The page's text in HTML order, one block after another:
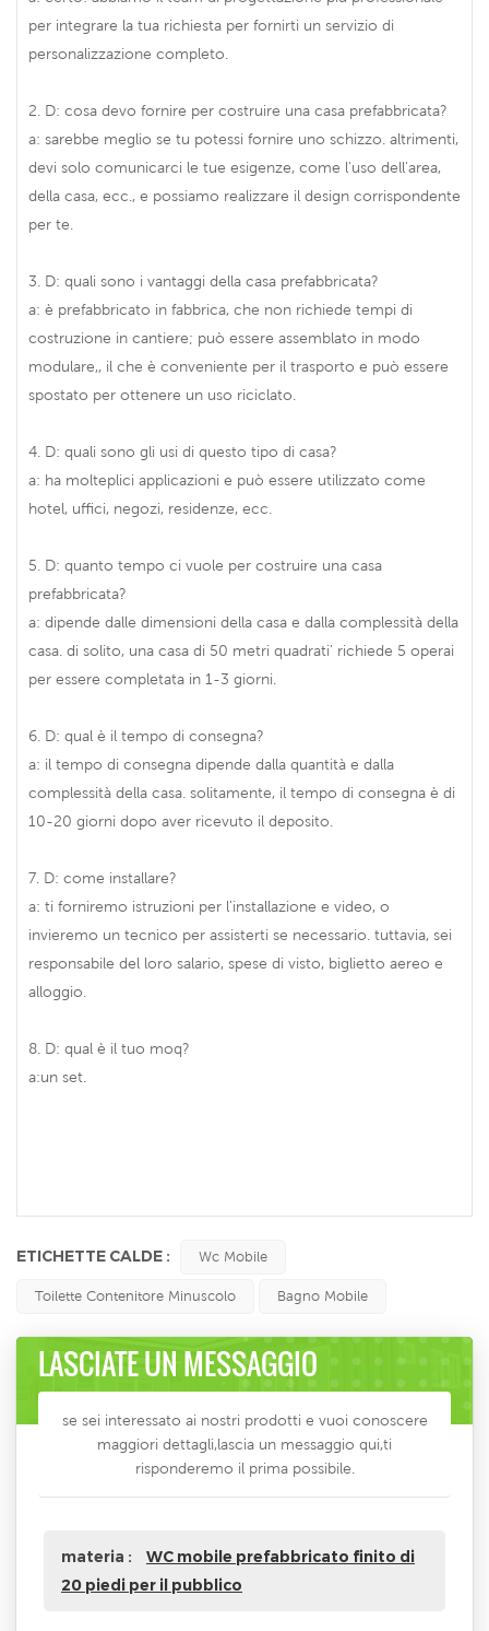
per integrare la tua richiesta per fornirti un servizio di
personalizzazione completo.
2. D: cosa devo fornire per costruire una casa prefabbricata?
a: sarebbe meglio se tu potessi fornire uno schizzo. altrimenti,
devi solo comunicarci le tue esigenze, come l'uso dell'area,
della casa, ecc., e possiamo realizzare il design corrispondente
per te.
3. D: quali sono i vantaggi della casa prefabbricata?
a: è prefabbricato in fabbrica, che non richiede tempi di
costruzione in cantiere; può essere assemblato in modo
modulare,, il che è conveniente per il trasporto e può essere
spostato per ottenere un uso riciclato.
4. D: quali sono gli usi di questo tipo di casa?
a: ha molteplici applicazioni e può essere utilizzato come
hotel, uffici, negozi, residenze, ecc.
5. D: quanto tempo ci vuole per costruire una casa
prefabbricata?
a: dipende dalle dimensioni della casa e dalla complessità della
casa. di solito, una casa di 50 metri quadrati' richiede 5 operai
per essere completata in 1-3 giorni.
6. D: qual è il tempo di consegna?
a: il tempo di consegna dipende dalla quantità e dalla
complessità della casa. solitamente, il tempo di consegna è di
10-20 giorni dopo aver ricevuto il deposito.
7. D: come installare?
a: ti forniremo istruzioni per l'installazione e video, o
invieremo un tecnico per assisterti se necessario. tuttavia, sei
responsabile del loro salario, spese di visto, biglietto aereo e
alloggio.
8. D: qual è il tuo moq?
a:un set.
ETICHETTE CALDE : Wc Mobile
Toilette Contenitore Minuscolo Bagno Mobile
LASCIATE UN MESSAGGIO
se sei interessato ai nostri prodotti e vuoi conoscere
maggiori dettagli,lascia un messaggio qui,ti
risponderemo il prima possibile.
materia :
WC mobile prefabbricato finito di
20 piedi per il pubblico